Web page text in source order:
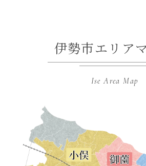
伊勢市エリア
Ise Area Map